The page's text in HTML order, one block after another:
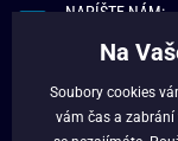
NAPÍŠTE NÁM:
O NÁS
Na
Soubory cookies
vám čas a zabrání